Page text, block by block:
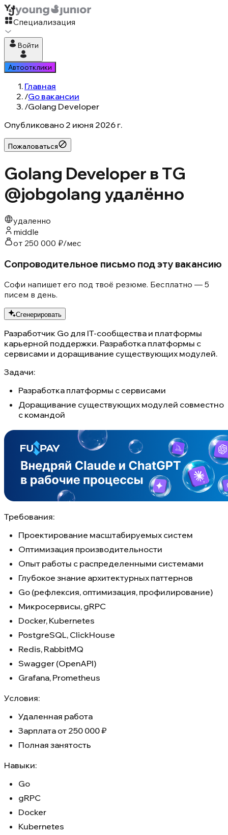
Специализация
Войти
Автоотклики
Главная
/Go вакансии
/Golang Developer
Опубликовано 2 июня 2026 г.
Пожаловаться
Golang Developer в TG
@jobgolang удалённо
удаленно
middle
от 250 000 ₽/мес
Сопроводительное письмо под эту вакансию
Софи напишет его под твоё резюме. Бесплатно — 5
писем в день.
Сгенерировать
Разработчик Go для IT-сообщества и платформы
карьерной поддержки. Разработка платформы с
сервисами и доращивание существующих модулей.
Задачи:
Разработка платформы с сервисами
Доращивание существующих модулей совместно
с командой
Требования:
Проектирование масштабируемых систем
Оптимизация производительности
Опыт работы с распределенными системами
Глубокое знание архитектурных паттернов
Go (рефлексия, оптимизация, профилирование)
Микросервисы, gRPC
Docker, Kubernetes
PostgreSQL, ClickHouse
Redis, RabbitMQ
Swagger (OpenAPI)
Grafana, Prometheus
Условия:
Удаленная работа
Зарплата от 250 000 ₽
Полная занятость
Навыки:
Go
gRPC
Docker
Kubernetes